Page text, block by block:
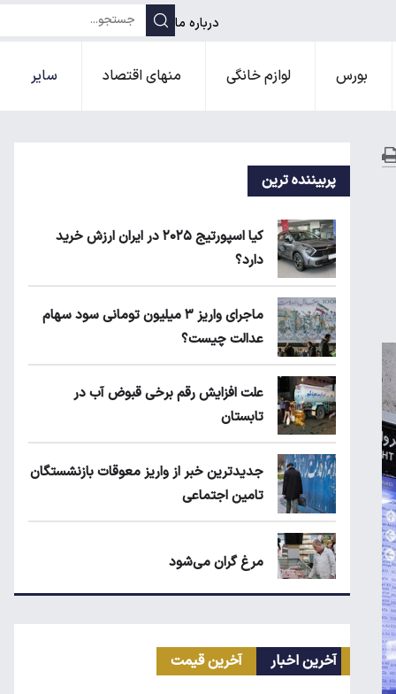
درباره ما
بورس لوازم خانگی منهای اقتصاد سایر
پربیننده ترین
کیا اسپورتیج ۲۰۲۵ در ایران ارزش خرید
دارد؟
ماجرای واریز ۳ میلیون تومانی سود سهام
عدالت چیست؟
علت افزایش رقم برخی قبوض آب در
تابستان
جدیدترین خبر از واریز معوقات بازنشستگان
تامین اجتماعی
مرغ گران می‌شود
آخرین اخبار آخرین قیمت